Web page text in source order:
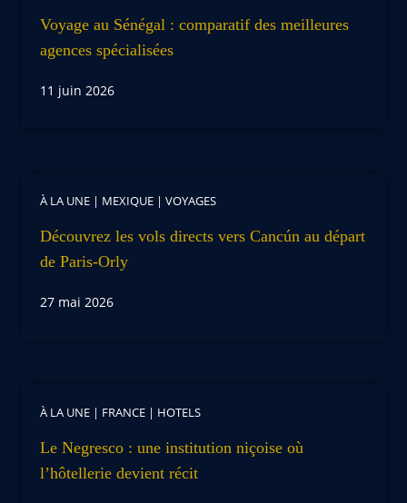
Voyage au Sénégal : comparatif des meilleures
agences spécialisées
11 juin 2026
À LA UNE | MEXIQUE | VOYAGES
Découvrez les vols directs vers Cancún au départ
de Paris-Orly
27 mai 2026
À LA UNE | FRANCE | HOTELS
Le Negresco : une institution niçoise où
l’hôtellerie devient récit